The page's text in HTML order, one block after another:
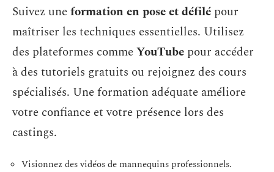
Suivez uneformation en pose et défilé pour
maîtriser les techniques essentielles. Utilisez
des plateformes commeYouTube pour accéder
à des tutoriels gratuits ou rejoignez des cours
spécialisés. Une formation adéquate améliore
votre confiance et votre présence lors des
castings.
Visionnez des vidéos de mannequins professionnels.